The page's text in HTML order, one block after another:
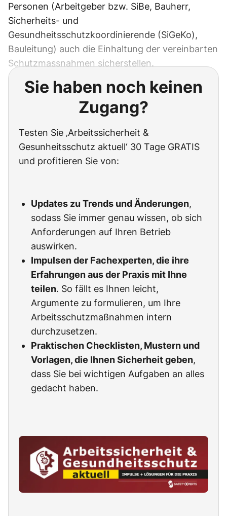
Personen (Arbeitgeber bzw. SiBe, Bauherr,
Sicherheits- und
Gesundheitsschutzkoordinierende (SiGeKo),
Bauleitung) auch die Einhaltung der vereinbarten
Schutzmassnahmen sicherstellen.
Sie haben noch keinen
Zugang?
Testen Sie ‚Arbeitssicherheit &
Gesunheitsschutz aktuell‘ 30 Tage GRATIS
und profitieren Sie von:
Updates zu Trends und Änderungen,
sodass Sie immer genau wissen, ob sich
Anforderungen auf Ihren Betrieb
auswirken.
Impulsen der Fachexperten, die ihre
Erfahrungen aus der Praxis mit Ihne
teilen. So fällt es Ihnen leicht,
Argumente zu formulieren, um Ihre
Arbeitsschutzmaßnahmen intern
durchzusetzen.
Praktischen Checklisten, Mustern und
Vorlagen, die Ihnen Sicherheit geben,
dass Sie bei wichtigen Aufgaben an alles
gedacht haben.